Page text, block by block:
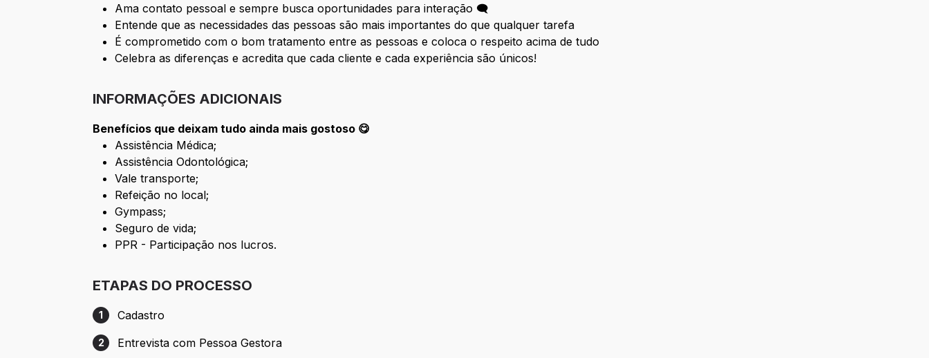
Ama contato pessoal e sempre busca oportunidades para interação 🗨
Entende que as necessidades das pessoas são mais importantes do que qualquer tarefa
É comprometido com o bom tratamento entre as pessoas e coloca o respeito acima de tudo
Celebra as diferenças e acredita que cada cliente e cada experiência são únicos!
INFORMAÇÕES ADICIONAIS
Benefícios que deixam tudo ainda mais gostoso 😋
Assistência Médica;
Assistência Odontológica;
Vale transporte;
Refeição no local;
Gympass;
Seguro de vida;
PPR - Participação nos lucros.
ETAPAS DO PROCESSO
Etapa 1: Cadastro
1 Cadastro
Etapa 2: Entrevista com Pessoa Gestora
2 Entrevista com Pessoa Gestora